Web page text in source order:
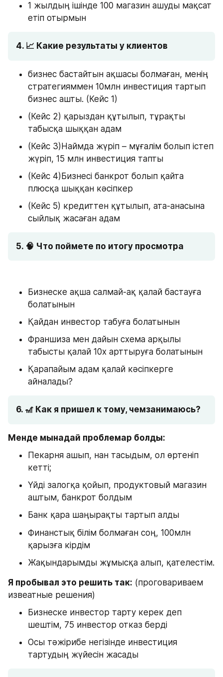
1 жылдың ішінде 100 магазин ашуды мақсат
етіп отырмын
4. 📈 Какие результаты у клиентов
бизнес бастайтын ақшасы болмаған, менің
стратегияммен 10млн инвестиция тартып
бизнес ашты. (Кейс 1)
(Кейс 2) қарыздан құтылып, тұрақты
табысқа шыққан адам
(Кейс 3)Наймда жүріп – мұғалім болып істеп
жүріп, 15 млн инвестиция тапты
(Кейс 4)Бизнесі банкрот болып қайта
плюсқа шыққан кәсіпкер
(Кейс 5) кредиттен құтылып, ата-анасына
сыйлық жасаған адам
5. 🧠 Что поймете по итогу просмотра
Бизнеске ақша салмай-ақ қалай бастауға
болатынын
Қайдан инвестор табуға болатынын
Франшиза мен дайын схема арқылы
табысты қалай 10x арттыруға болатынын
Қарапайым адам қалай кәсіпкерге
айналады?
6. 🎢 Как я пришел к тому, чемзанимаюсь?
Менде мынадай проблемар болды:
Пекарня ашып, нан тасыдым, ол өртеніп
кетті;
Үйді залогқа қойып, продуктовый магазин
аштым, банкрот болдым
Банк қара шаңырақты тартып алды
Финанстық білім болмаған соң, 100млн
қарызға кірдім
Жақындарымды жұмысқа алып, қателестім.
Я пробывал это решить так: (проговариваем
извеатные решения)
Бизнеске инвестор тарту керек деп
шештім, 75 инвестор отказ берді
Осы тәжірибе негізінде инвестиция
тартудың жүйесін жасады